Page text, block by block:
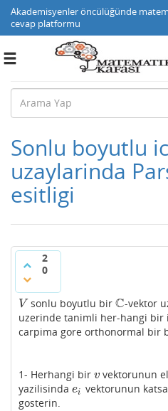
Akademisyenler öncülüğünde
cevap platformu
Toggle
Sonlu boyutlu
uzaylarinda
esitligi
2
0
V
V sonlu boyutlu bir C
C -vektor
uzerinde tanimli her-hangi bir
carpima gore orthonormal bir
1- Herhangi bir v
v vektorunun
yazilisinda ei
ei vektorunun
gosterin.